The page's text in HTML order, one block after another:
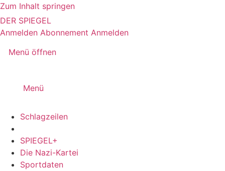
Zum Inhalt springen
DER SPIEGEL
Anmelden Abonnement Anmelden
Menü öffnen
Menü
Schlagzeilen
SPIEGEL+
Die Nazi-Kartei
Sportdaten